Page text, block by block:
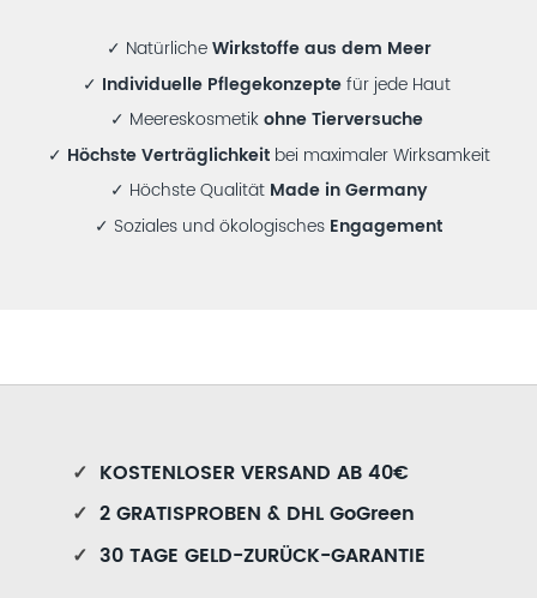
✓ NatürlicheWirkstoffe aus dem Meer
✓ Individuelle Pflegekonzeptefür jede Haut
✓ Meereskosmetikohne Tierversuche
✓ Höchste Verträglichkeitbei maximaler Wirksamkeit
✓ Höchste Qualität Made in Germany
✓ Soziales und ökologisches Engagement
✓ KOSTENLOSER VERSAND AB 40€
✓ 2 GRATISPROBEN & DHL GoGreen
✓ 30 TAGE GELD-ZURÜCK-GARANTIE